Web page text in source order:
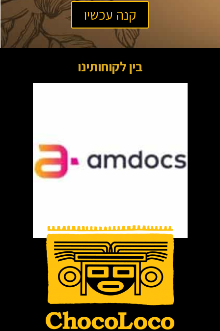
קנה עכשיו
בין לקוחותינו